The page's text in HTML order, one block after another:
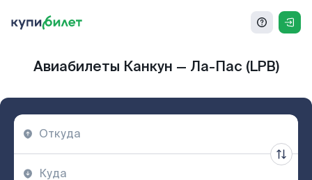
Авиабилеты Канкун — Ла-Пас (LPB)